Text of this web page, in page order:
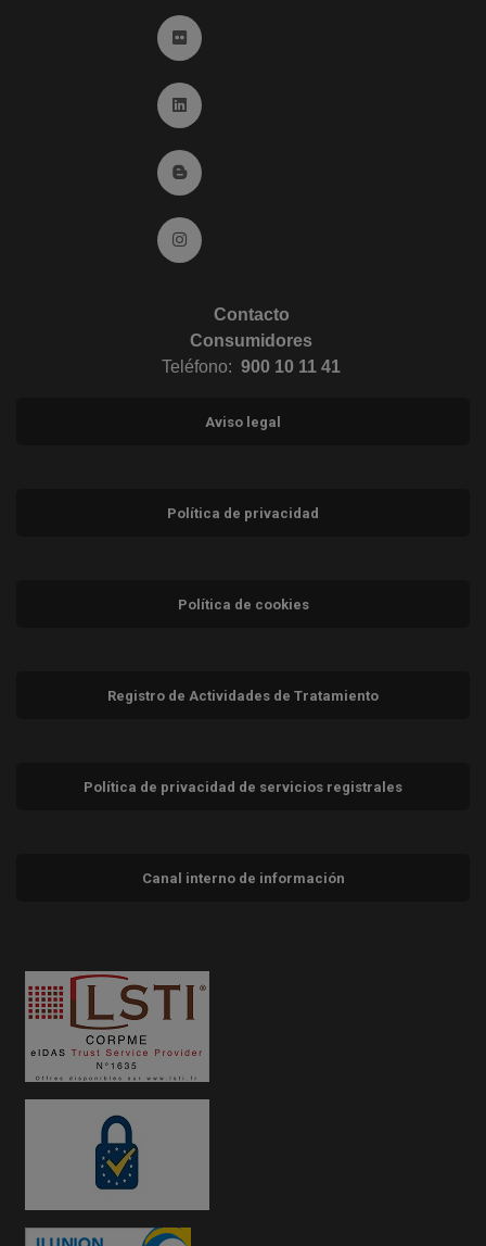
Ir a Flickr (abre en ventana nueva)
Ir a Linkedin (abre en ventana nueva)
Ir al Blog (abre en ventana nueva)
Ir a Instagram (abre en ventana nueva)
Contacto
Consumidores
Teléfono: 900 10 11 41
Aviso legal
Política de privacidad
Política de cookies
Registro de Actividades de Tratamiento
Política de privacidad de servicios registrales
Canal interno de información